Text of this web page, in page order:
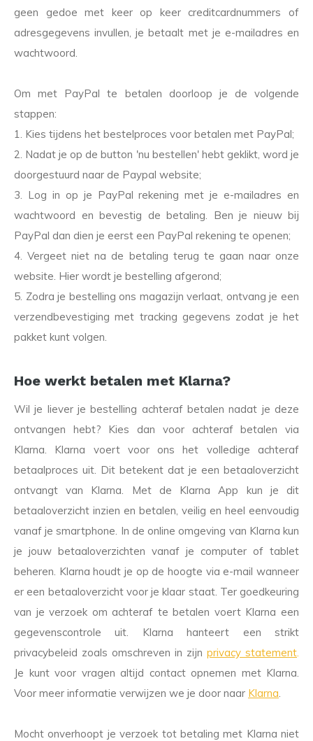
geen gedoe met keer op keer creditcardnummers of
adresgegevens invullen, je betaalt met je e-mailadres en
wachtwoord.
Om met PayPal te betalen doorloop je de volgende
stappen:
1. Kies tijdens het bestelproces voor betalen met PayPal;
2. Nadat je op de button 'nu bestellen' hebt geklikt, word je
doorgestuurd naar de Paypal website;
3. Log in op je PayPal rekening met je e-mailadres en
wachtwoord en bevestig de betaling. Ben je nieuw bij
PayPal dan dien je eerst een PayPal rekening te openen;
4. Vergeet niet na de betaling terug te gaan naar onze
website. Hier wordt je bestelling afgerond;
5. Zodra je bestelling ons magazijn verlaat, ontvang je een
verzendbevestiging met tracking gegevens zodat je het
pakket kunt volgen.
Hoe werkt betalen met Klarna?
Wil je liever je bestelling achteraf betalen nadat je deze
ontvangen hebt? Kies dan voor achteraf betalen via
Klarna. Klarna voert voor ons het volledige achteraf
betaalproces uit. Dit betekent dat je een betaaloverzicht
ontvangt van Klarna. Met de Klarna App kun je dit
betaaloverzicht inzien en betalen, veilig en heel eenvoudig
vanaf je smartphone. In de online omgeving van Klarna kun
je jouw betaaloverzichten vanaf je computer of tablet
beheren. Klarna houdt je op de hoogte via e-mail wanneer
er een betaaloverzicht voor je klaar staat. Ter goedkeuring
van je verzoek om achteraf te betalen voert Klarna een
gegevenscontrole uit. Klarna hanteert een strikt
privacybeleid zoals omschreven in zijn privacy statement.
Je kunt voor vragen altijd contact opnemen met Klarna.
Voor meer informatie verwijzen we je door naar Klarna.
Mocht onverhoopt je verzoek tot betaling met Klarna niet